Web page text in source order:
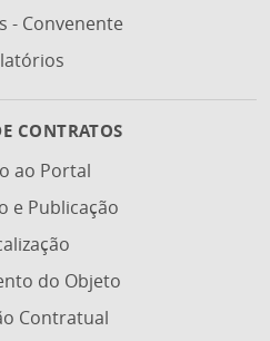
- Convenente
CONTRATOS
ao Portal
e Publicação
do Objeto
Contratual